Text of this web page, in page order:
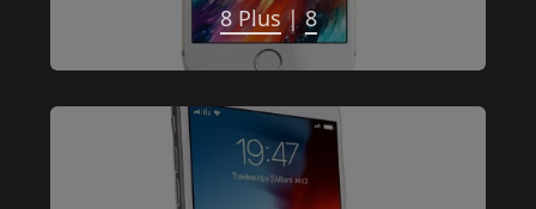
8 Plus | 8